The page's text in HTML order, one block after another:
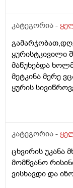
კატეგორია -
ყურისტკივილი
მაწუხებდა
მეტკინა მერე
ყურის
მაქვს,არც
მტკიოდა,მაგრამ
მეტკინა,ცოტა
კატეგორია -
ცხვირის უკანა
მომწვანო
ვისხავდი და